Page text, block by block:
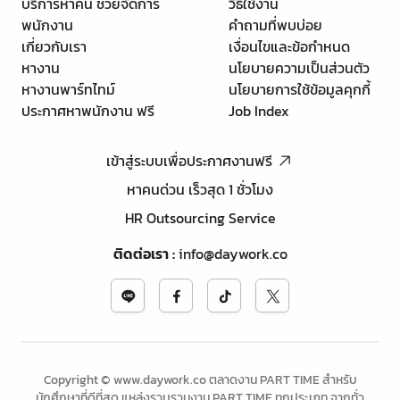
พนักงาน
เกี่ยวกับเรา
หางาน
หางานพาร์ทไทม์
ประกาศหาพนักงาน ฟรี
คำถามที่พบบ่อย
เงื่อนไขและข้อกำหนด
นโยบายความเป็นส่วนตัว
นโยบายการใช้ข้อมูลคุกกี้
Job Index
เข้าสู่ระบบเพื่อประกาศงานฟรี
หาคนด่วน เร็วสุด 1 ชั่วโมง
HR Outsourcing Service
ติดต่อเรา:info@daywork.co
Copyright © www.daywork.co ตลาดงาน PART TIME สำหรับ